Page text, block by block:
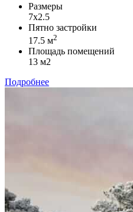
Размеры
7x2.5
Пятно застройки
17.5 м2
Площадь помещений
13 м2
Подробнее